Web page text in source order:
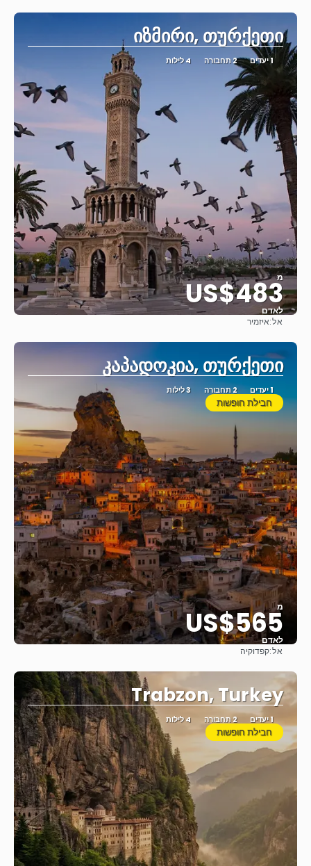
იზმირი, თურქეთი
1 יעדים 2 תחבורה 4 לילות
מ
US$483
לאדם
אל:איזמיר
კაპადოკია, თურქეთი
1 יעדים 2 תחבורה 3 לילות
חבילת חופשות
מ
US$565
לאדם
אל:קפדוקיה
Trabzon, Turkey
1 יעדים 2 תחבורה 4 לילות
חבילת חופשות